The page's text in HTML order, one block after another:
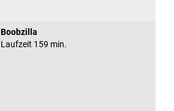
Boobzilla
Laufzeit 159 min.